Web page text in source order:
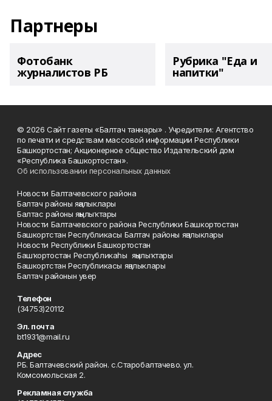
Партнеры
Фотобанк
журналистов РБ
Рубрика "Еда и
напитки"
© 2026 Сайт газеты «Балтач таннары» . Учредители: Агентство
по печати и средствам массовой информации Республики
Башкортостан; Акционерное общество Издательский дом
«Республика Башкортостан».
Об использовании персональных данных
Новости Балтачевского района
Балтач районы яңалыклары
Балтас районы яңылыҡтары
Новости Балтачевского района Республики Башкортостан
Башкортстан Республикасы Балтач районы яңалыклары
Новости Республики Башкортостан
Башҡортостан Республикаһы яңылыҡтары
Башкортстан Республикасы яңалыклары
Балтач районын увер
Телефон
(34753)20112
Эл. почта
bt1931@mail.ru
Адрес
РБ. Балтачевский район. с.Старобалтачево. ул.
Комсомольская 2.
Рекламная служба